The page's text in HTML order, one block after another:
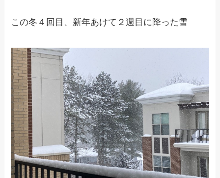
この冬４回目、新年あけて２週目に降った雪